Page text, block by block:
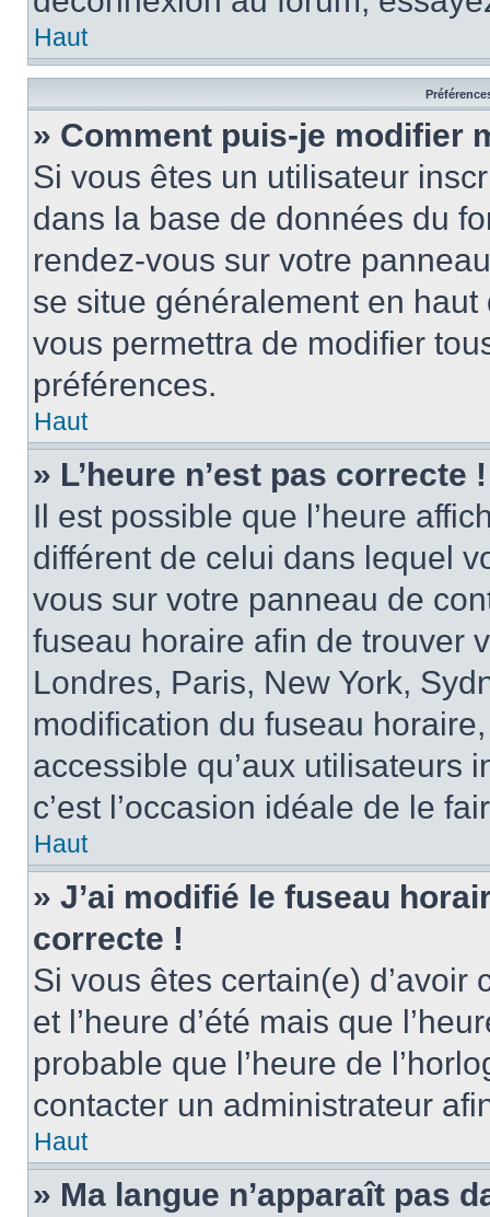
Haut
» Comment puis-je modifier
Si vous êtes un utilisateur
dans la base de données du
rendez-vous sur votre
se situe généralement en
vous permettra de modifier
préférences.
Haut
» L’heure n’est pas correcte !
Il est possible que l’heure
différent de celui dans lequel
vous sur votre panneau de
fuseau horaire afin de trouver
Londres, Paris, New York,
modification du fuseau
accessible qu’aux utilisateurs
c’est l’occasion idéale de le
Haut
» J’ai modifié le fuseau
correcte !
Si vous êtes certain(e)
et l’heure d’été mais que
probable que l’heure de
contacter un administrateur
Haut
» Ma langue n’apparaît pas